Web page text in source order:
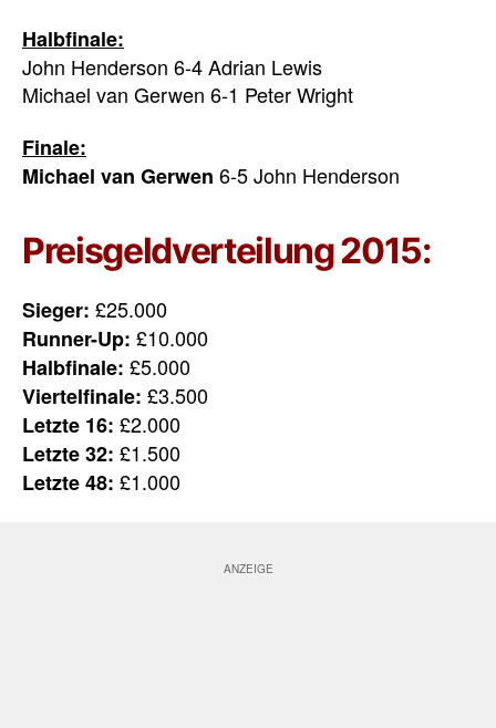
Halbfinale:
John Henderson 6-4 Adrian Lewis
Michael van Gerwen 6-1 Peter Wright
Finale:
Michael van Gerwen 6-5 John Henderson
Preisgeldverteilung 2015:
Sieger: £25.000
Runner-Up: £10.000
Halbfinale: £5.000
Viertelfinale: £3.500
Letzte 16: £2.000
Letzte 32: £1.500
Letzte 48: £1.000